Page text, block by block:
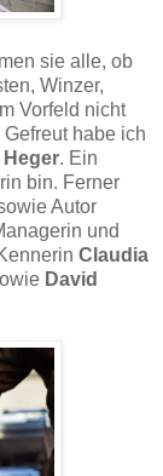
sie alle, ob
Winzer,
Vorfeld nicht
habe ich
. Ein
bin. Ferner
Autor
und
Claudia
David